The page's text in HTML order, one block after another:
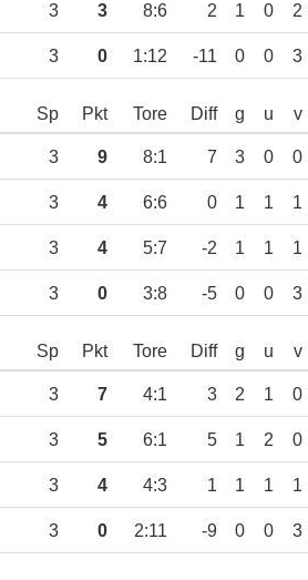
3 3 8:6 2 1 0 2
3 0 1:12 -11 0 0 3
Sp Pkt Tore Diff g u v
3 9 8:1 7 3 0 0
3 4 6:6 0 1 1 1
3 4 5:7 -2 1 1 1
3 0 3:8 -5 0 0 3
Sp Pkt Tore Diff g u v
3 7 4:1 3 2 1 0
3 5 6:1 5 1 2 0
3 4 4:3 1 1 1 1
3 0 2:11 -9 0 0 3